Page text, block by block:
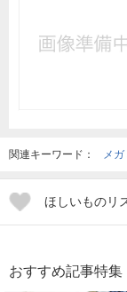
関連キーワード： メ
ほしいものリ
おすすめ記事特集